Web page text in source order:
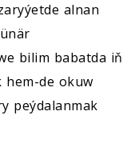
alnan
bilim babatda iň
de okuw
peýdalanmak